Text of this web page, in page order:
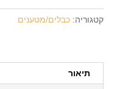
קטגוריה: כבלים/מטענים
תיאור